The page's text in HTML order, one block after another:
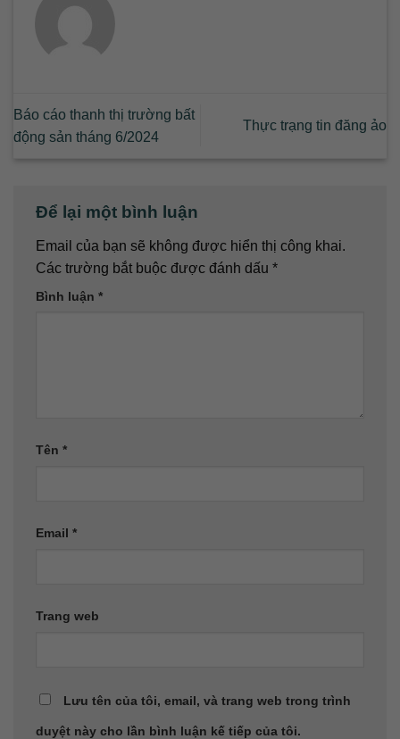
Báo cáo thanh thị trường bất
động sản tháng 6/2024
Thực trạng tin đăng ảo
Để lại một bình luận
Email của bạn sẽ không được hiển thị công khai.
Các trường bắt buộc được đánh dấu *
Bình luận *
Tên *
Email *
Trang web
Lưu tên của tôi, email, và trang web trong trình
duyệt này cho lần bình luận kế tiếp của tôi.